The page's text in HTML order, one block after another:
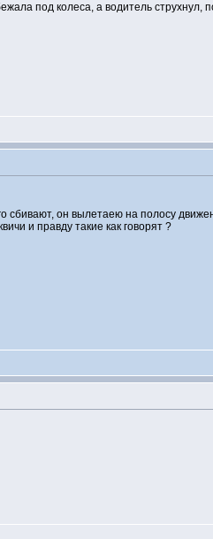
под колеса, а водитель струхнул,
сбивают, он вылетаею на полосу
и правду такие как говорят ?